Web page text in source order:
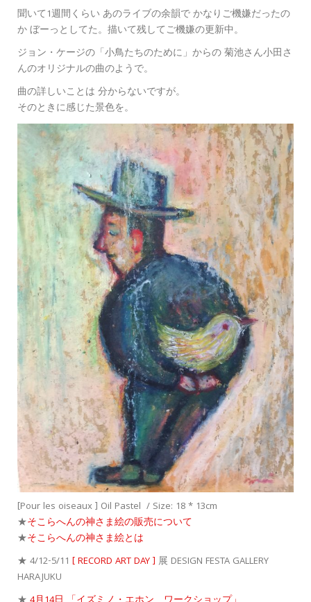
聞いて1週間くらい あのライブの余韻で かなりご機嫌だったの
か ぼーっとしてた。描いて残してご機嫌の更新中。
ジョン・ケージの「小鳥たちのために」からの 菊池さん小田さ
んのオリジナルの曲のようで。
曲の詳しいことは 分からないですが。
そのときに感じた景色を。
[Pour les oiseaux ] Oil Pastel / Size: 18 * 13cm
★そこらへんの神さま絵の販売について
★そこらへんの神さま絵とは
★ 4/12-5/11 [ RECORD ART DAY ] 展 DESIGN FESTA GALLERY
HARAJUKU